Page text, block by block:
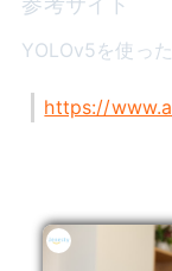
YOLOv5を使っ
https://